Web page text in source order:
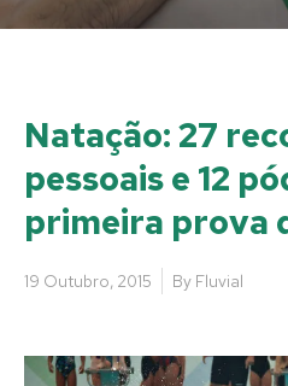
Natação: 27
pessoais e 12
primeira prova
19 Outubro, 2015 By Fluvial